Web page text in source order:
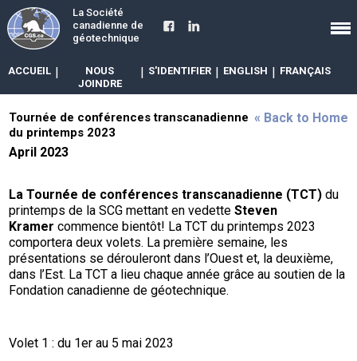
La Société
canadienne de
géotechnique
ACCUEIL |
NOUS
JOINDRE
| S'IDENTIFIER | ENGLISH | FRANÇAIS
« Back to Home
Tournée de conférences transcanadienne
du printemps 2023
April 2023
La Tournée de conférences transcanadienne (TCT) du
printemps de la SCG mettant en vedetteSteven
Kramercommence bientôt! La TCT du printemps 2023
comportera deux volets. La première semaine, les
présentations se dérouleront dans l’Ouest et, la deuxième,
dans l’Est. La TCT a lieu chaque année grâce au soutien de la
Fondation canadienne de géotechnique.
Volet 1 : du 1er au 5 mai 2023